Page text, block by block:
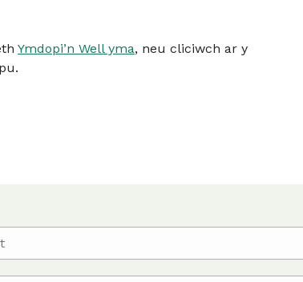
Ymdopi’n Well yma, neu cliciwch ar y